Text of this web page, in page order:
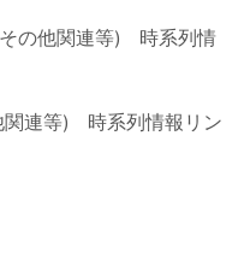
その他関連等) 時系列情
関連等) 時系列情報リン